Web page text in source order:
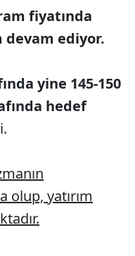
fiyatında
ediyor.
yine 145-150
hedef
olup, yatırım